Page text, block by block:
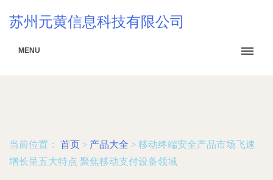
苏州元黄信息科技有限公司
MENU
当前位置： 首页 > 产品大全 > 移动终端安全产品市场飞速
增长呈五大特点 聚焦移动支付设备领域